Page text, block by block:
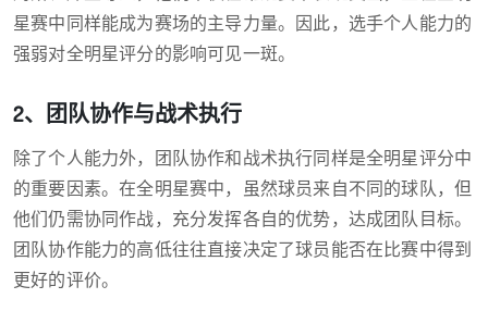
星赛中同样能成为赛场的主导力量。因此，选手个人能力的
强弱对全明星评分的影响可见一斑。
2、团队协作与战术执行
除了个人能力外，团队协作和战术执行同样是全明星评分中
的重要因素。在全明星赛中，虽然球员来自不同的球队，但
他们仍需协同作战，充分发挥各自的优势，达成团队目标。
团队协作能力的高低往往直接决定了球员能否在比赛中得到
更好的评价。